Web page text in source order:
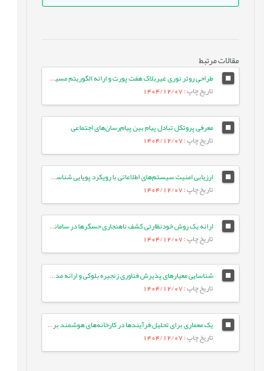
مقالات مرتبط
طراحی روتر نوری غیربلاک هفت پورت و ارائه الگوریتم مسیریابی موثر در شبکه بر تراشه نوری سه بعدی
تاریخ چاپ: 1404/12/07
معرفی پروتکل تبادل پیام بین پیام‌رسان‌های اجتماعی
تاریخ چاپ: 1404/12/07
ارزیابی امنیت سیستم‌های اطلاعاتی با رویکرد پویایی شناسی سیستم‌ها (مورد مطالعه: بانک کشاورزی)
تاریخ چاپ: 1404/12/07
ارائه یک روش خودنظارتی کشف ناهنجاری حسگرها در سامانه‌های کنترل صنعتی مبتنی بر یادگیری عمیق گروه‌محور
تاریخ چاپ: 1404/12/07
شناسایی معیارهای پذیرش فناوری زنجیره بلوکی و ارائه مدل ترکیبی پذیرش فناوری TAM و TOE با استفاده از روش خوشه¬بندی K-means
تاریخ چاپ: 1404/12/07
یک معماری برای تحلیل فرآیندها در کارخانه‌های هوشمند بر اساس تکنیک‌های کلان داده، فرآیندکاوی و یادگیری ماشین
تاریخ چاپ: 1404/12/07